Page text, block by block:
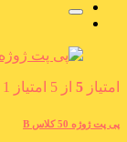
امتیاز 5 از 5 امتیاز 1
پی پت ژوژه 50 کلاس B